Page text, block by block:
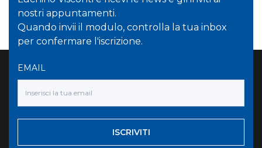
nostri appuntamenti.
Quando invii il modulo, controlla la tua inbox
per confermare l'iscrizione.
EMAIL
ISCRIVITI